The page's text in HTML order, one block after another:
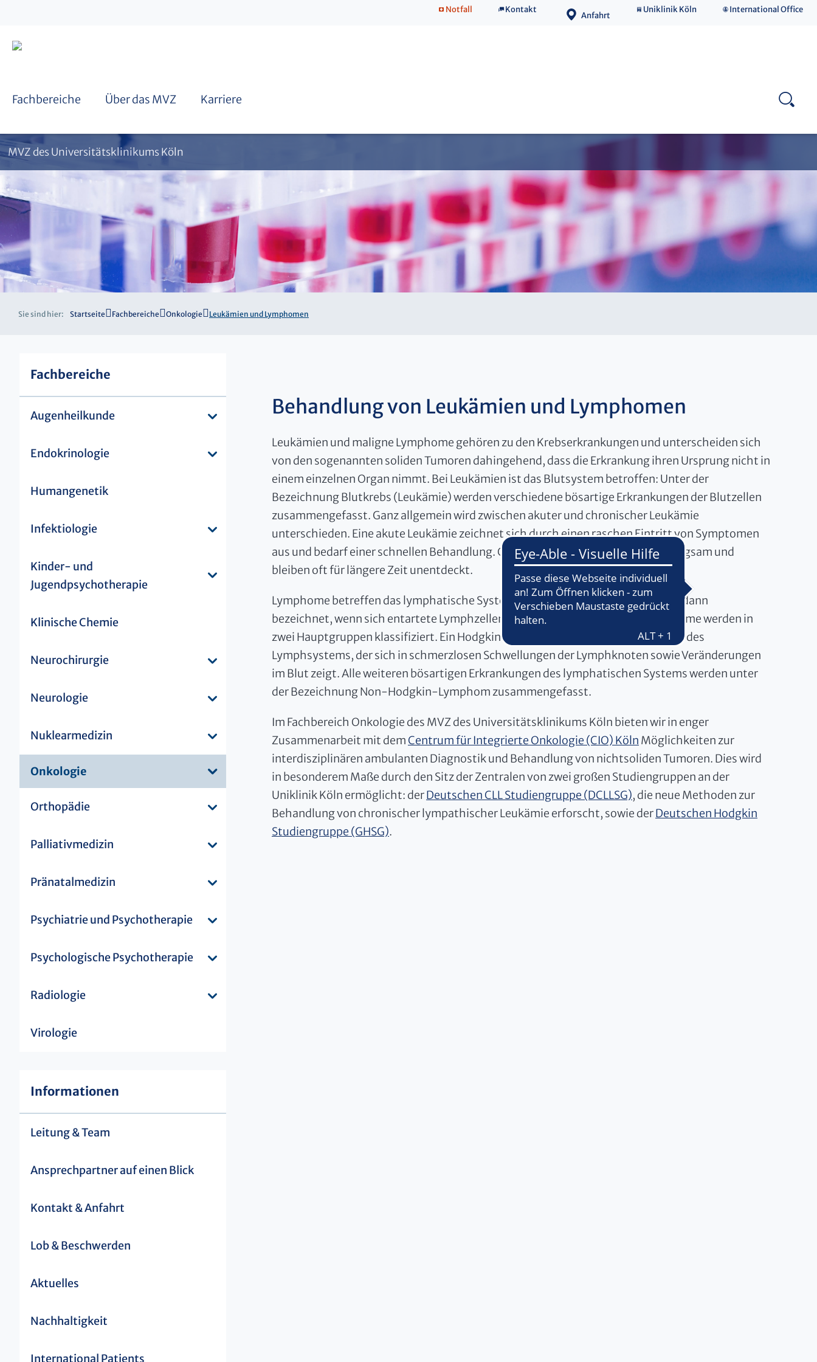
Notfall Kontakt
Anfahrt
Uniklinik Köln International Office
Fachbereiche Über das MVZ Karriere
MVZ des Universitätsklinikums Köln
Sie sind hier: Startseite Fachbereiche Onkologie Leukämien und Lymphomen
Fachbereiche
Augenheilkunde
Endokrinologie
Humangenetik
Infektiologie
Kinder- und
Jugendpsychotherapie
Klinische Chemie
Neurochirurgie
Neurologie
Nuklearmedizin
Onkologie
Orthopädie
Palliativmedizin
Pränatalmedizin
Psychiatrie und Psychotherapie
Psychologische Psychotherapie
Radiologie
Virologie
Informationen
Leitung & Team
Ansprechpartner auf einen Blick
Kontakt & Anfahrt
Lob & Beschwerden
Aktuelles
Nachhaltigkeit
International Patients
Behandlung von Leukämien und Lymphomen
Leukämien und maligne Lymphome gehören zu den Krebserkrankungen und unterscheiden sich
von den sogenannten soliden Tumoren dahingehend, dass die Erkrankung ihren Ursprung nicht in
einem einzelnen Organ nimmt. Bei Leukämien ist das Blutsystem betroffen: Unter der
Bezeichnung Blutkrebs (Leukämie) werden verschiedene bösartige Erkrankungen der Blutzellen
zusammengefasst. Ganz allgemein wird zwischen akuter und chronischer Leukämie
unterschieden. Eine akute Leukämie zeichnet sich durch einen raschen Eintritt von Symptomen
aus und bedarf einer schnellen Behandlung. Chronische Leukämien verlaufen langsam und
bleiben oft für längere Zeit unentdeckt.
Lymphome betreffen das lymphatische System. Als maligne werden Lymphome dann
bezeichnet, wenn sich entartete Lymphzellen unkontrolliert vermehren. Lymphome werden in
zwei Hauptgruppen klassifiziert. Ein Hodgkin-Lymphom ist ein bösartiger Tumor des
Lymphsystems, der sich in schmerzlosen Schwellungen der Lymphknoten sowie Veränderungen
im Blut zeigt. Alle weiteren bösartigen Erkrankungen des lymphatischen Systems werden unter
der Bezeichnung Non-Hodgkin-Lymphom zusammengefasst.
Im Fachbereich Onkologie des MVZ des Universitätsklinikums Köln bieten wir in enger
Zusammenarbeit mit dem Centrum für Integrierte Onkologie (CIO) Köln Möglichkeiten zur
interdisziplinären ambulanten Diagnostik und Behandlung von nichtsoliden Tumoren. Dies wird
in besonderem Maße durch den Sitz der Zentralen von zwei großen Studiengruppen an der
Uniklinik Köln ermöglicht: derDeutschen CLL Studiengruppe (DCLLSG), die neue Methoden zur
Behandlung von chronischer lympathischer Leukämie erforscht, sowie derDeutschen Hodgkin
Studiengruppe (GHSG).